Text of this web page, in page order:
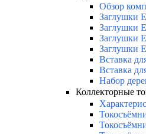
Обзор
Заглушки
Заглушки
Заглушки
Заглушки
Вставка
Вставка
Набор
Коллекторные